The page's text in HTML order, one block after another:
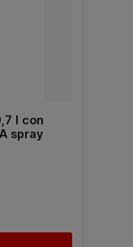
l con
spray